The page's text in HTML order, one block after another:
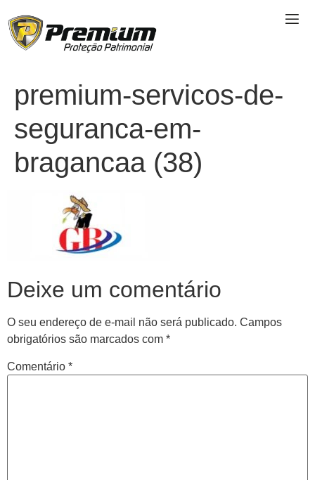
premium-servicos-de-
seguranca-em-
bragancaa (38)
Deixe um comentário
O seu endereço de e-mail não será publicado. Campos
obrigatórios são marcados com *
Comentário *